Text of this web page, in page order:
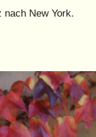
nach New York.